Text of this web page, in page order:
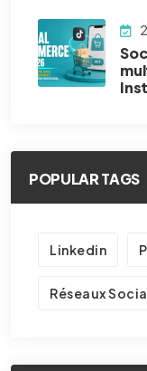
POPULAR TAGS
Linkedin
Réseaux